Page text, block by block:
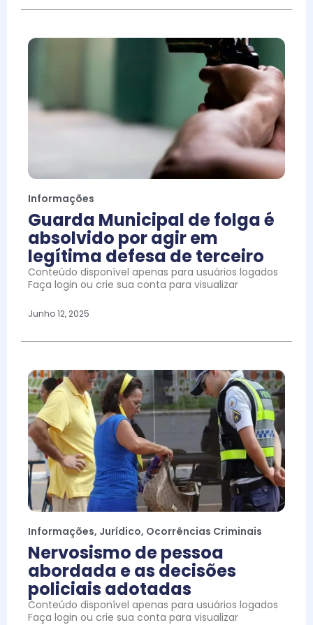
Informações
Guarda Municipal de folga é
absolvido por agir em
legítima defesa de terceiro
Conteúdo disponível apenas para usuários logados
Faça login ou crie sua conta para visualizar
Junho 12, 2025
Informações, Jurídico, Ocorrências Criminais
Nervosismo de pessoa
abordada e as decisões
policiais adotadas
Conteúdo disponível apenas para usuários logados
Faça login ou crie sua conta para visualizar